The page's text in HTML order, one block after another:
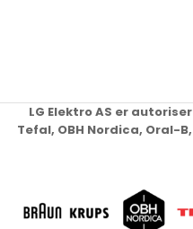
LG Elektro AS er
Tefal, OBH Nordica, Oral-